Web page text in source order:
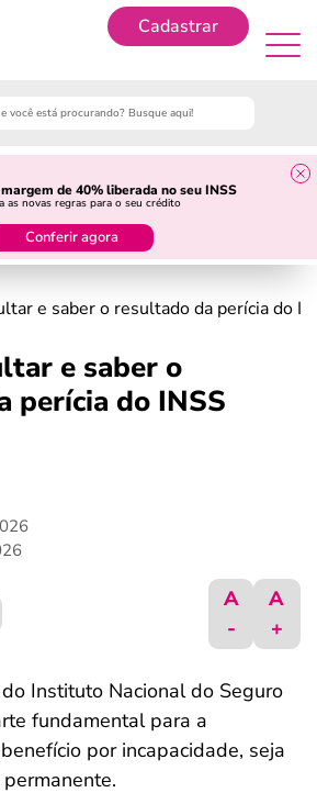
Cadastrar
de 40% liberada no seu INSS
as novas regras para o seu crédito
Conferir agora
e saber o resultado da perícia do
e saber o
perícia do INSS
A
-
A
+
do Instituto Nacional do Seguro
fundamental para a
por incapacidade, seja